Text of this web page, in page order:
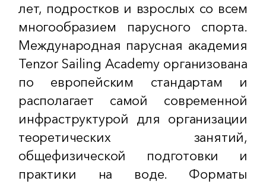
лет, подростков и взрослых со всем
многообразием парусного спорта.
Международная парусная академия
Tenzor Sailing Academy организована
по европейским стандартам и
располагает самой современной
инфраструктурой для организации
теоретических занятий,
общефизической подготовки и
практики на воде. Форматы